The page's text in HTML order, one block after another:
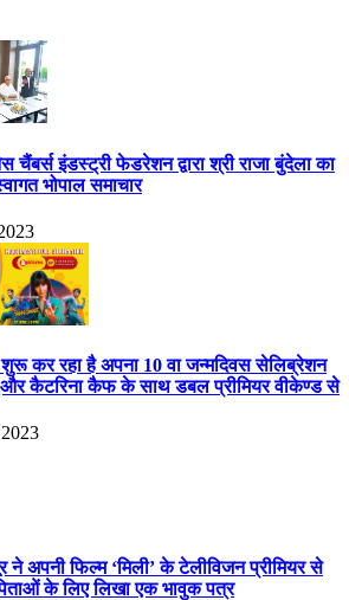
चैंबर्स इंडस्ट्री फेडरेशन द्वारा श्री राजा बुंदेला का
भोपाल समाचार
शुरू कर रहा है अपना 10 वा जन्मदिवस सेलिब्रेशन
कैटरिना कैफ के साथ डबल प्रीमियर वीकेण्ड से
ने अपनी फिल्म ‘मिली’ के टेलीविजन प्रीमियर से
के लिए लिखा एक भावुक पत्र